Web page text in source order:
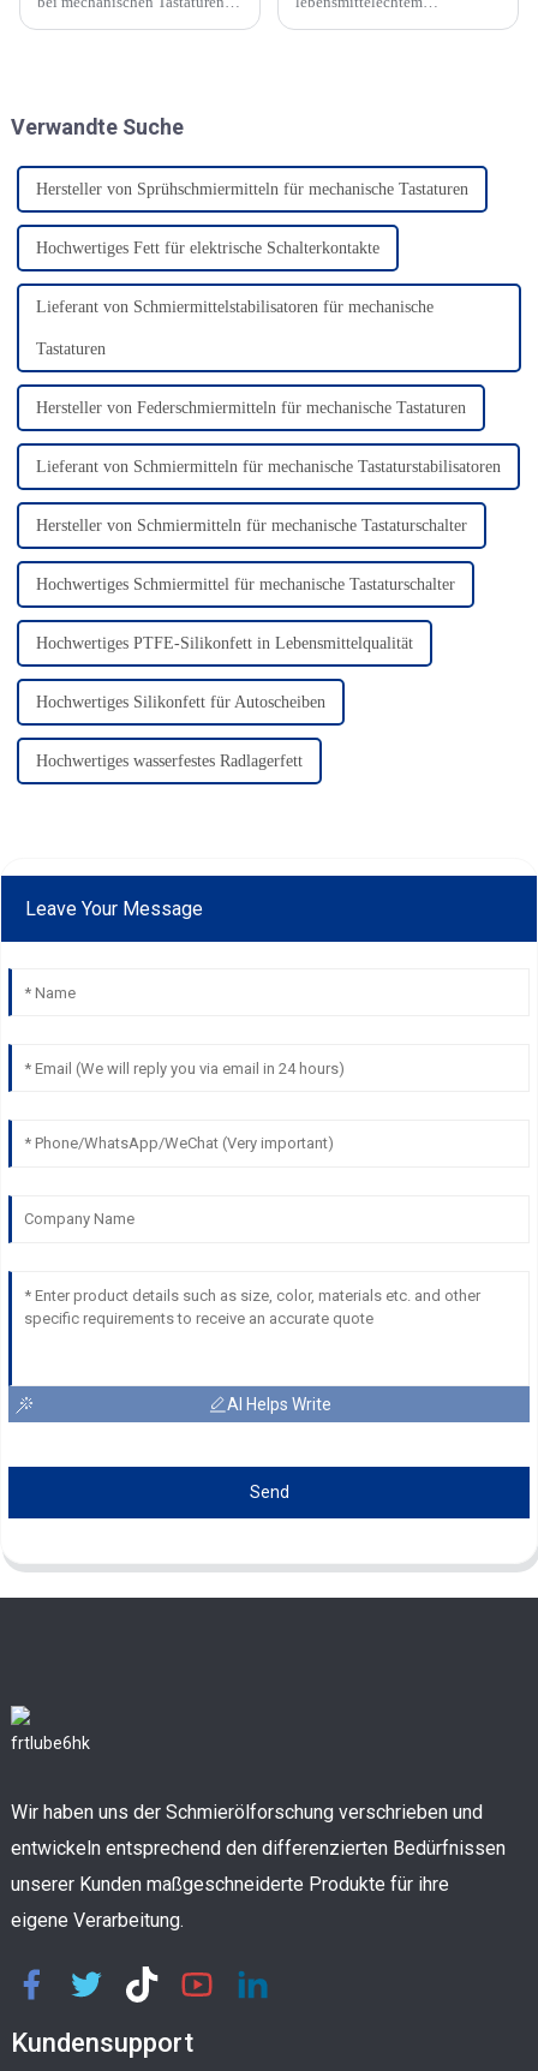
ist jedoch, dass Benutzer bei
Verwandte Suche
Hersteller von Sprühschmiermitteln für mechanische Tastaturen
Hochwertiges Fett für elektrische Schalterkontakte
Lieferant von Schmiermittelstabilisatoren für mechanische
Tastaturen
Hersteller von Federschmiermitteln für mechanische Tastaturen
Lieferant von Schmiermitteln für mechanische Tastaturstabilisatoren
Hersteller von Schmiermitteln für mechanische Tastaturschalter
Hochwertiges Schmiermittel für mechanische Tastaturschalter
Hochwertiges PTFE-Silikonfett in Lebensmittelqualität
Hochwertiges Silikonfett für Autoscheiben
Hochwertiges wasserfestes Radlagerfett
Leave Your Message
AI Helps Write
Send
Wir haben uns der Schmierölforschung verschrieben und
entwickeln entsprechend den differenzierten Bedürfnissen
unserer Kunden maßgeschneiderte Produkte für ihre
eigene Verarbeitung.
Kundensupport